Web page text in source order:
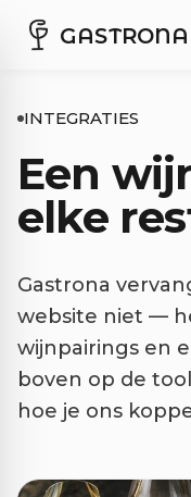
GASTRONA
INTEGRATIES
Een
elke
Gastrona
website niet —
wijnpairings en
boven op de
hoe je ons